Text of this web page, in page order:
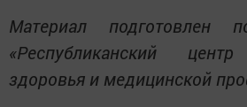
Материал подготовлен
«Республиканский
здоровья и медицинской